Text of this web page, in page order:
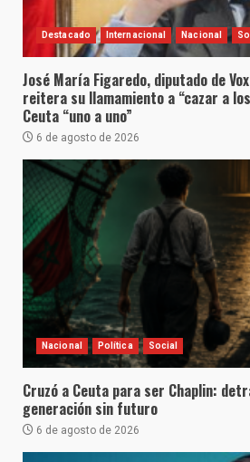
Destacado Internacional Nacional
José María Figaredo, diputado de
reitera su llamamiento a “cazar a
Ceuta “uno a uno”
6 de agosto de 2026
Nacional Política Social
Cruzó a Ceuta para ser Chaplin:
generación sin futuro
6 de agosto de 2026